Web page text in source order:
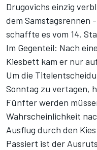
Drugovichs einzig
dem Samstagsrennen
schaffte es vom 14.
Im Gegenteil: Nach
Kiesbett kam er nur
Um die
Sonntag zu vertagen,
Fünfter werden
Wahrscheinlichkeit
Ausflug durch den
Passiert ist der